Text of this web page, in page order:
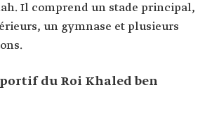
Il comprend un stade principal,
un gymnase et plusieurs
du Roi Khaled ben